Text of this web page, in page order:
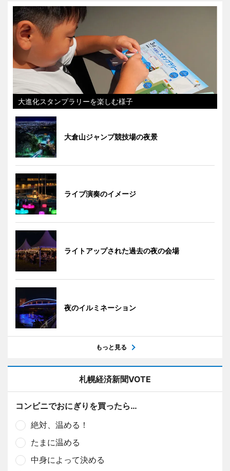
大進化スタンプラリーを楽しむ様子
大倉山ジャンプ競技場の夜景
ライブ演奏のイメージ
ライトアップされた過去の夜の会場
夜のイルミネーション
もっと見る
札幌経済新聞VOTE
コンビニでおにぎりを買ったら…
絶対、温める！
たまに温める
中身によって決める